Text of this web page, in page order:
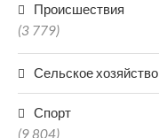
Происшествия
(3 779)
Сельское хозяйство
Спорт
(9 804)